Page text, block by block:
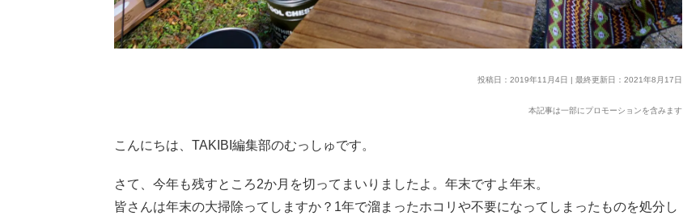
投稿日：2019年11月4日 | 最終更新日：2021年8月17日
本記事は一部にプロモーションを含みます
こんにちは、TAKIBI編集部のむっしゅです。
さて、今年も残すところ2か月を切ってまいりましたよ。年末ですよ年末。
皆さんは年末の大掃除ってしますか？1年で溜まったホコリや不要になってしまったものを処分し